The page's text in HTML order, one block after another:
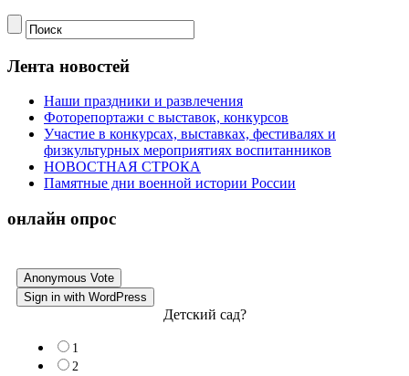
Лента новостей
Наши праздники и развлечения
Фоторепортажи с выставок, конкурсов
Участие в конкурсах, выставках, фестивалях и
физкультурных мероприятиях воспитанников
НОВОСТНАЯ СТРОКА
Памятные дни военной истории России
онлайн опрос
Anonymous Vote
Sign in with WordPress
Детский сад?
1
2